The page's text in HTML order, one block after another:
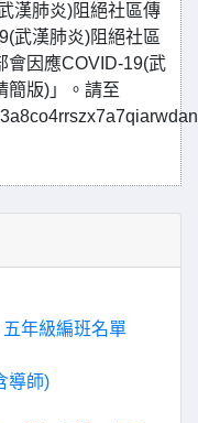
漢肺炎)阻絕社區傳
武漢肺炎)阻絕社區
會因應COVID-19(武
簡版)」。請至
年級編班名單
導師)